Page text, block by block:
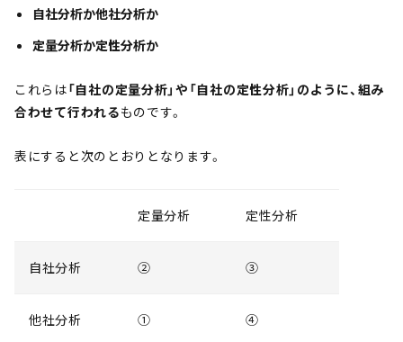
自社分析か他社分析か
定量分析か定性分析か
これらは「自社の定量分析」や「自社の定性分析」のように、組み
合わせて行われるものです。
表にすると次のとおりとなります。
定量分析 定性分析
自社分析 ② ③
他社分析 ① ④